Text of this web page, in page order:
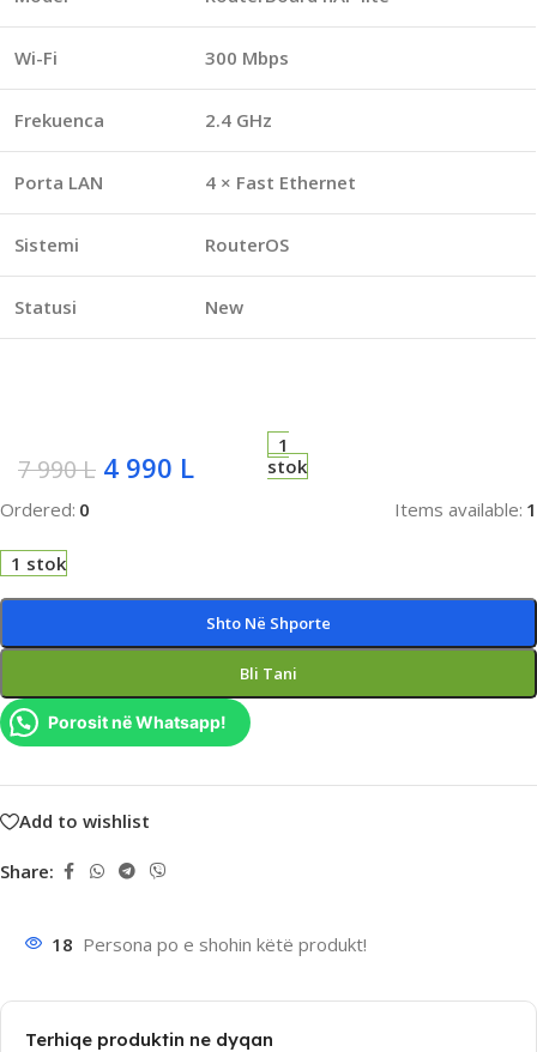
Wi-Fi 300 Mbps
Frekuenca 2.4 GHz
Porta LAN 4 × Fast Ethernet
Sistemi RouterOS
Statusi New
7 990L 4 990 L
1
stok
Ordered: 0 Items available: 1
1 stok
Shto Në Shporte
Bli Tani
Porosit në Whatsapp!
Add to wishlist
Share:
18 Persona po e shohin këtë produkt!
Terhiqe produktin ne dyqan